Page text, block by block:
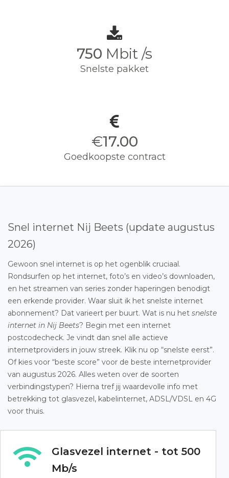
750 Mbit /s
Snelste pakket
€17.00
Goedkoopste contract
Snel internet Nij Beets (update augustus
2026)
Gewoon snel internet is op het ogenblik cruciaal.
Rondsurfen op het internet, foto’s en video’s downloaden,
en het streamen van series zonder haperingen benodigt
een erkende provider. Waar sluit ik het snelste internet
abonnement? Dat varieert per buurt. Wat is nu het snelste
internet in Nij Beets? Begin met een internet
postcodecheck. Je vindt dan snel alle actieve
internetproviders in jouw streek. Klik nu op “snelste eerst”.
Of kies voor “beste score” voor de beste internetprovider
van augustus 2026. Alles weten over de soorten
verbindingstypen? Hierna tref jij waardevolle info met
betrekking tot glasvezel, kabelinternet, ADSL/VDSL en 4G
voor thuis.
Glasvezel internet - tot 500
Mb/s